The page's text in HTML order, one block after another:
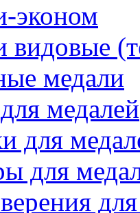
эконом
видовые
медали
медалей
для
для